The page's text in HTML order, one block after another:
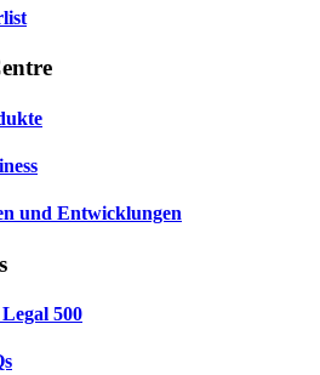
und Entwicklungen
500